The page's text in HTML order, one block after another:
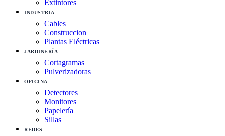
Extintores
INDUSTRIA
Cables
Construccion
Plantas Eléctricas
JARDINERÍA
Cortagramas
Pulverizadoras
OFICINA
Detectores
Monitores
Papelería
Sillas
REDES